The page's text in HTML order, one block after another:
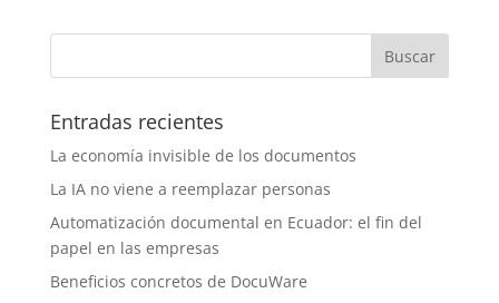
Entradas recientes
La economía invisible de los documentos
La IA no viene a reemplazar personas
Automatización documental en Ecuador: el fin del
papel en las empresas
Beneficios concretos de DocuWare